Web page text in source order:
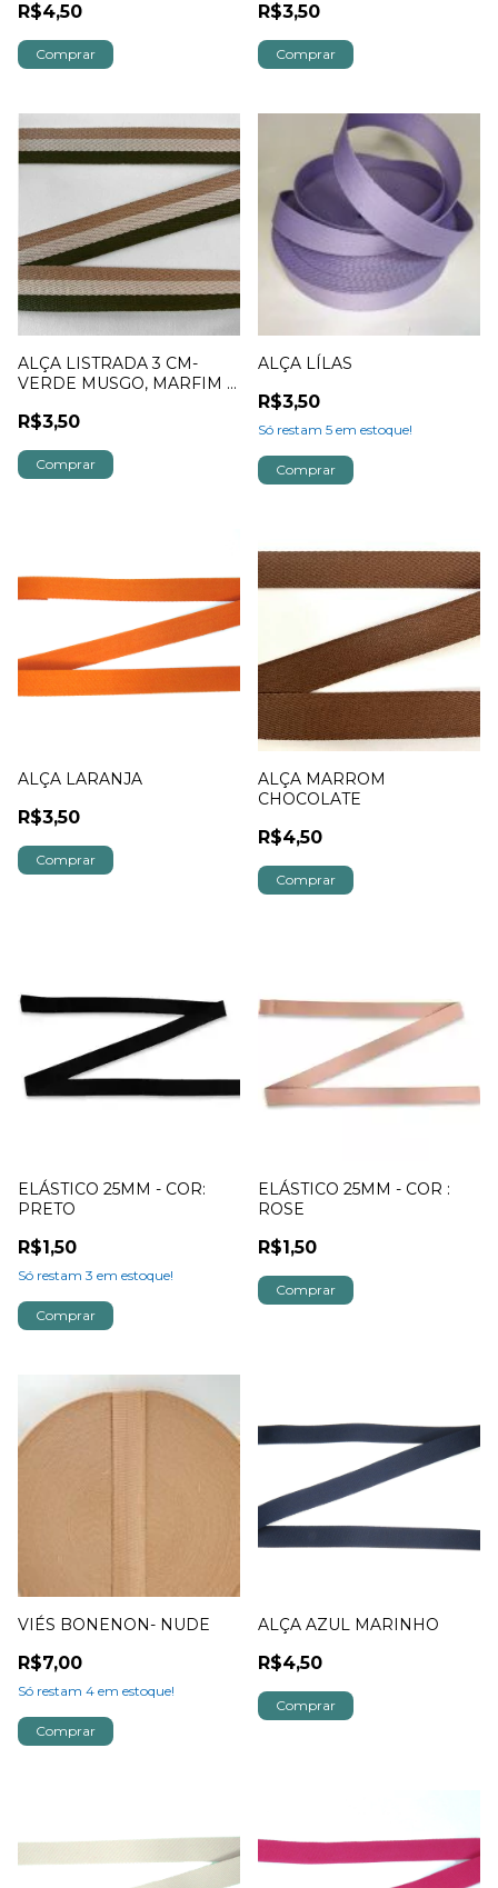
R$4,50
Comprar
R$3,50
Comprar
ALÇA LISTRADA 3 CM-
VERDE MUSGO, MARFIM E
R$3,50
ALÇA LÍLAS
R$3,50
Só restam 5 em estoque!
Comprar
ALÇA LARANJA
R$3,50
Comprar
ALÇA MARROM
CHOCOLATE
R$4,50
Comprar
ELÁSTICO 25MM - COR:
PRETO
R$1,50
Só restam 3 em estoque!
ELÁSTICO 25MM - COR :
ROSE
R$1,50
VIÉS BONENON- NUDE
R$7,00
Só restam 4 em estoque!
Comprar
ALÇA AZUL MARINHO
R$4,50
Comprar